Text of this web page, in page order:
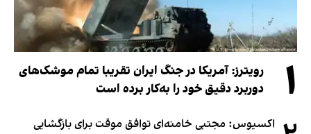
۱
رویترز: آمریکا در جنگ ایران تقریبا تمام موشک‌های
دوربرد دقیق خود را به‌کار برده است
اکسیوس: مجتبی خامنه‌ای توافق موقت برای بازگشایی